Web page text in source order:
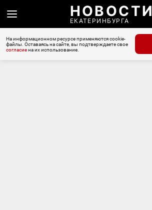
НОВОСТИ
ЕКАТЕРИНБУРГА
На информационном ресурсе применяются cookie-
файлы. Оставаясь на сайте, вы подтверждаете свое
согласиена их использование.